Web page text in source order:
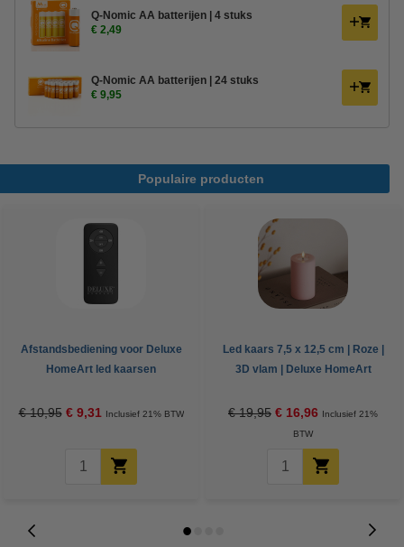
Q-Nomic AA batterijen | 4 stuks
€ 2,49
Q-Nomic AA batterijen | 24 stuks
€ 9,95
Populaire producten
Afstandsbediening voor Deluxe
HomeArt led kaarsen
€ 10,95 € 9,31 Inclusief 21% BTW
Led kaars 7,5 x 12,5 cm | Roze |
3D vlam | Deluxe HomeArt
€ 19,95 € 16,96 Inclusief 21%
BTW